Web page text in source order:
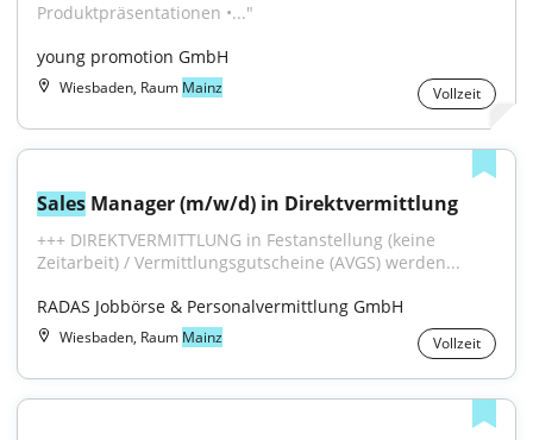
Produktpräsentationen •..."
young promotion GmbH
Wiesbaden, Raum Mainz Vollzeit
Sales Manager (m/w/d) in Direktvermittlung
+++ DIREKTVERMITTLUNG in Festanstellung (keine
Zeitarbeit) / Vermittlungsgutscheine (AVGS) werden...
RADAS Jobbörse & Personalvermittlung GmbH
Wiesbaden, Raum Mainz Vollzeit